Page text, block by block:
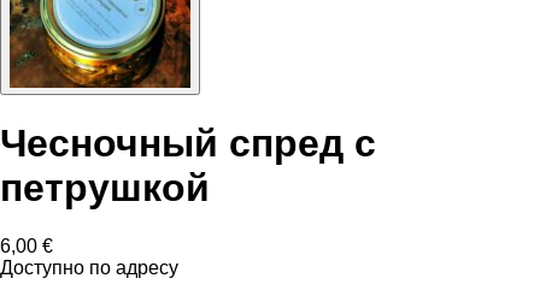
Чесночный спред с
петрушкой
6,00 €
Доступно по адресу